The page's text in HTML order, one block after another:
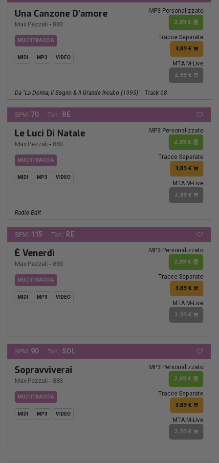
Una Canzone D'amore
Max Pezzali - 883
MULTITRACCIA
MIDI MP3 VIDEO
MP3 Personalizzato
2,89 €
Tracce Separate
3,89 €
MTA M-Live
2,99 €
Da "La Donna, Il Sogno & Il Grande Incubo (1995)" - Track 08
BPM: 70 Ton.: RE
Le Luci Di Natale
Max Pezzali - 883
MULTITRACCIA
MIDI MP3 VIDEO
MP3 Personalizzato
2,89 €
Tracce Separate
3,89 €
MTA M-Live
2,99 €
Radio Edit
BPM: 115 Ton.: RE
È Venerdì
Max Pezzali - 883
MULTITRACCIA
MIDI MP3 VIDEO
MP3 Personalizzato
2,89 €
Tracce Separate
3,89 €
MTA M-Live
2,99 €
BPM: 90 Ton.: SOL
Sopravviverai
Max Pezzali - 883
MULTITRACCIA
MIDI MP3 VIDEO
MP3 Personalizzato
2,89 €
Tracce Separate
3,89 €
MTA M-Live
2,99 €